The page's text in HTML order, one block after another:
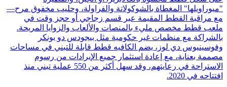
"ميوراويلها" المغطاة بالشوكولاتة والفراولة، وحليب مخفوق مرح—
مع مراقبة القطط المقيمة عبر قسم زجاجي أو حجز وقت في
ملعب قطط مخصص مليء بالمنصات والألعاب والزوايا المريحة.
بالشراكة مع منظمات غير حكومية مثل بيجودس دو بونكر
وفوسينيوس دي لوز، يضم الكافيه قطط قابلة للتبني في مساحات
مصممة بعناية، مع إعادة استثمار جميع الإيرادات من رسوم
الاستراحة في رعايتهم، وقد سهل أكثر من 550 عملية تبني منذ
افتتاحه في 2020.